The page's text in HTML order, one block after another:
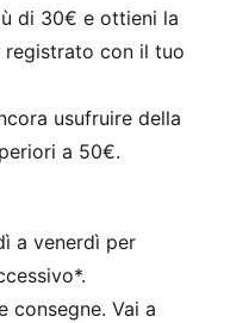
che garantisce
a un tacco più
di 30€ e ottieni la
registrato con il tuo
usufruire della
a 50€.
a venerdì per
consegne. Vai a